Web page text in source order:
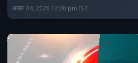
अगस्त 04, 2026 12:00 pm IST